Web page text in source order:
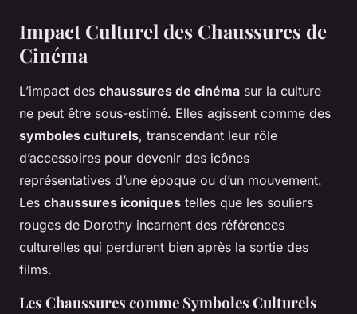
Impact Culturel des Chaussures de
Cinéma
L’impact des chaussures de cinéma sur la culture
ne peut être sous-estimé. Elles agissent comme des
symboles culturels, transcendant leur rôle
d’accessoires pour devenir des icônes
représentatives d’une époque ou d’un mouvement.
Les chaussures iconiques telles que les souliers
rouges de Dorothy incarnent des références
culturelles qui perdurent bien après la sortie des
films.
Les Chaussures comme Symboles Culturels